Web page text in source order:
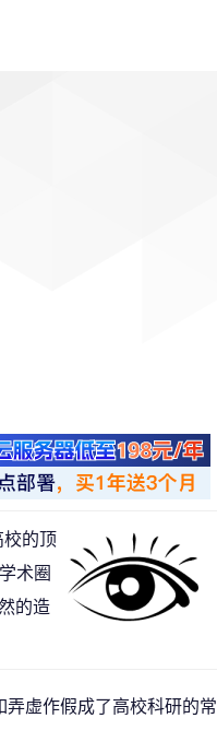
的顶
术圈
的造
虚作假成了高校科研的常